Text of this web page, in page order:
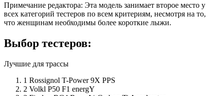
Примечание редактора: Эта модель занимает второе место у
всех категорий тестеров по всем критериям, несмотря на то,
что женщинам необходимы более короткие лыжи.
Выбор тестеров:
Лучшие для трассы
1 Rossignol T-Power 9X PPS
2 Volkl P50 F1 energY